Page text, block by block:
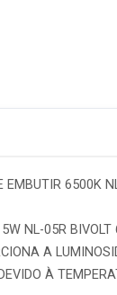
EMBUTIR 6500K
NL-05R
A
À